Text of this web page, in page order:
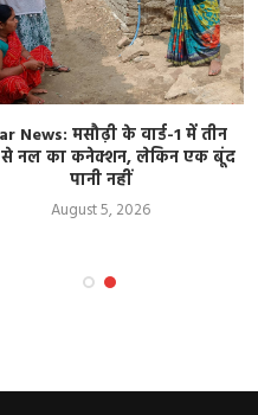
News: मसौढ़ी के वार्ड-1 में तीन
नल का कनेक्शन, लेकिन एक बूंद
पानी नहीं
August 5, 2026